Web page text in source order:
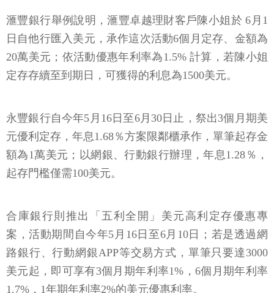
滙豐銀行舉例說明，滙豐卓越理財客戶陳小姐於 6月1
日自他行匯入美元，承作這次活動6個月定存、金額為
20萬美元；依活動優惠年利率為1.5% 計算，若陳小姐
定存存續至到期日，可獲得的利息為1500美元。
永豐銀行自今年5月16日至6月30日止，祭出3個月期美
元優利定存，年息1.68％方案限鄰櫃承作，單筆起存金
額為1萬美元；以網銀、行動銀行辦理，年息1.28％，
起存門檻僅需100美元。
合庫銀行則推出「五利全開」美元高利定存優惠專
案，活動期間自今年5月16日至6月10日；若是透過網
路銀行、行動網銀APP等交易方式，單筆只要達3000
美元起，即可享有3個月期年利率1%，6個月期年利率
1.7%，1年期年利率2%的美元優惠利率。